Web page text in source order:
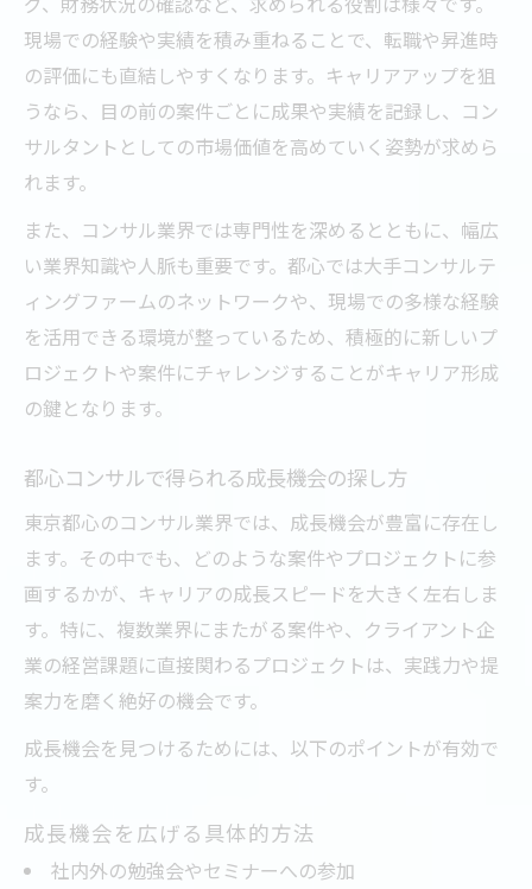
現場での経験や実績を積み重ねることで、転職や昇進時
の評価にも直結しやすくなります。キャリアアップを狙
うなら、目の前の案件ごとに成果や実績を記録し、コン
サルタントとしての市場価値を高めていく姿勢が求めら
れます。
また、コンサル業界では専門性を深めるとともに、幅広
い業界知識や人脈も重要です。都心では大手コンサルテ
ィングファームのネットワークや、現場での多様な経験
を活用できる環境が整っているため、積極的に新しいプ
ロジェクトや案件にチャレンジすることがキャリア形成
の鍵となります。
都心コンサルで得られる成長機会の探し方
東京都心のコンサル業界では、成長機会が豊富に存在し
ます。その中でも、どのような案件やプロジェクトに参
画するかが、キャリアの成長スピードを大きく左右しま
す。特に、複数業界にまたがる案件や、クライアント企
業の経営課題に直接関わるプロジェクトは、実践力や提
案力を磨く絶好の機会です。
成長機会を見つけるためには、以下のポイントが有効で
す。
成長機会を広げる具体的方法
社内外の勉強会やセミナーへの参加